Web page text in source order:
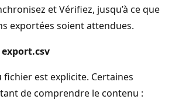
et Vérifiez, jusqu’à ce que
exportées soient attendues.
est explicite. Certaines
de comprendre le contenu :